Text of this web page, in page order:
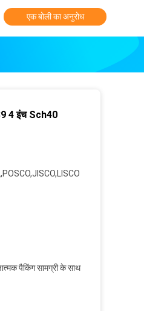
एक बोली का अनुरोध
4 इंच Sch40
पैकिंग सामग्री के साथ